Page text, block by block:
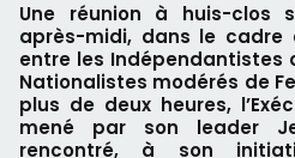
Une réunion à huis-clos
après-midi, dans le cadre
entre les Indépendantistes
Nationalistes modérés de
plus de deux heures,
mené par son leader
rencontré, à son